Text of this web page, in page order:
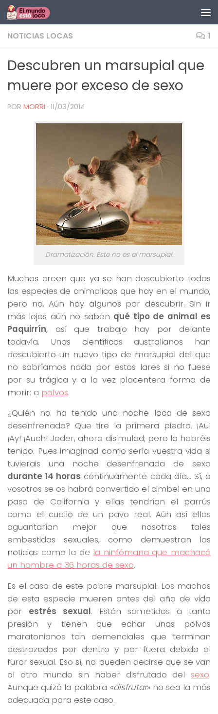
Saltar al contenido
NOTICIAS LOCAS 1
Descubren un marsupial que
muere por exceso de sexo
POR MORRI · 11/03/2014
Dramatización. Este no es el marsupial.
Muchos creen que ya se han descubierto todas
las especies de animalicos que hay en el mundo,
pero no. Aún hay algunos por descubrir. Sin ir
más lejos aún no saben qué tipo de animal es
Paquirrín, así que trabajo hay por delante
todavía. Unos científicos australianos han
descubierto un nuevo tipo de marsupial del que
no sabríamos nada por estos lares si no fuese
por su trágica y a la vez placentera forma de
morir: a polvos.
¿Quién no ha tenido una noche loca de sexo
desenfrenado? Que tire la primera piedra. ¡Au!
¡Ay! ¡Auch! Joder, ahora disimulad; pero la habréis
tenido. Pues imaginad como sería vuestra vida si
tuvierais una noche desenfrenada de sexo
durante 14 horas continuamente cada día… Sí, a
vosotros se os habrá convertido el cimbel en una
pasa de California y ellas tendrían el parrús
como el cuello de un pavo real. Aún así ellas
aguantarían mejor que nosotros tales
embestidas sexuales, como demuestran las
noticias como la de la ninfómana que machacó
un hombre a 36 horas de sexo.
Es el caso de este pobre marsupial. Los machos
de esta especie mueren antes del año de vida
por estrés sexual. Están sometidos a tanta
presión y tienen que echar unos polvos
maratonianos tan demenciales que terminan
destrozados por dentro y por fuera debido al
furor sexual. Eso sí, no pueden decirse que se van
al otro mundo sin haber disfrutado del sexo.
Aunque quizá la palabra «disfrutar» no sea la más
adecuada para este caso.